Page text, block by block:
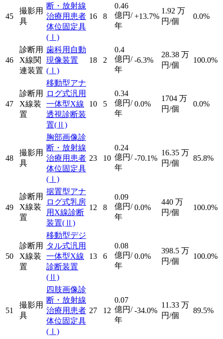
45
撮影用
具
断・放射線
治療用患者
体位固定具
(Ⅰ)
16 8
0.46
億円/
年
+13.7%
1.92 万
円/個
0.0%
46
診断用
X線関
連装置
歯科用自動
現像装置
(Ⅰ)
18 2
0.4
億円/
年
-6.3%
28.38 万
円/個
100.0%
47
診断用
X線装
置
移動型アナ
ログ式汎用
一体型X線
透視診断装
置(Ⅱ)
10 5
0.34
億円/
年
0.0%
1704 万
円/個
0.0%
48
撮影用
具
胸部画像診
断・放射線
治療用患者
体位固定具
(Ⅰ)
23 10
0.24
億円/
年
-70.1%
16.35 万
円/個
85.8%
49
診断用
X線装
置
据置型アナ
ログ式乳房
用X線診断
装置(Ⅱ)
12 8
0.09
億円/
年
0.0%
440 万
円/個
100.0%
50
診断用
X線装
置
移動型デジ
タル式汎用
一体型X線
診断装置
(Ⅱ)
13 6
0.08
億円/
年
0.0%
398.5 万
円/個
100.0%
51
撮影用
具
四肢画像診
断・放射線
治療用患者
体位固定具
(Ⅰ)
27 12
0.07
億円/
年
-34.0%
11.33 万
円/個
89.5%